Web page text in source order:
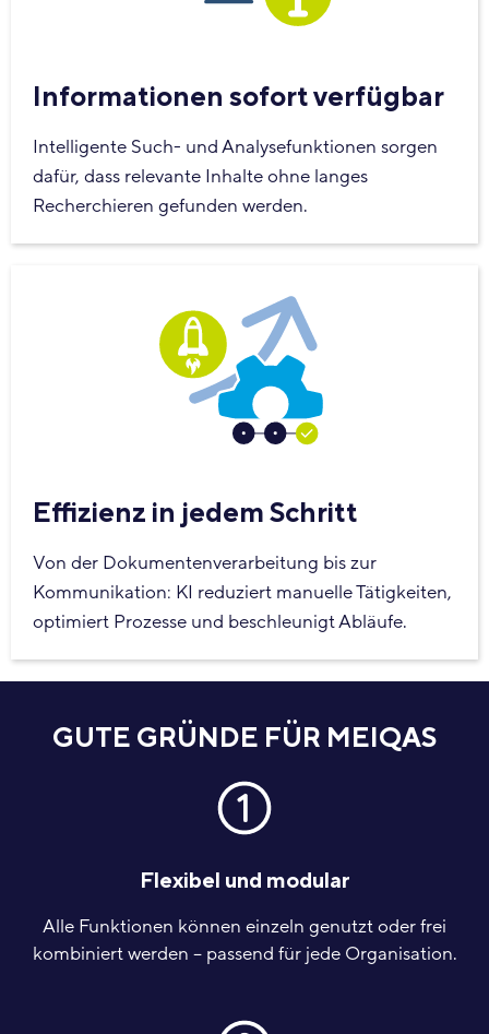
Informationen sofort verfügbar
Intelligente Such- und Analysefunktionen sorgen
dafür, dass relevante Inhalte ohne langes
Recherchieren gefunden werden.
Effizienz in jedem Schritt
Von der Dokumentenverarbeitung bis zur
Kommunikation: KI reduziert manuelle Tätigkeiten,
optimiert Prozesse und beschleunigt Abläufe.
GUTE GRÜNDE FÜR MEIQAS
Flexibel und modular
Alle Funktionen können einzeln genutzt oder frei
kombiniert werden – passend für jede Organisation.